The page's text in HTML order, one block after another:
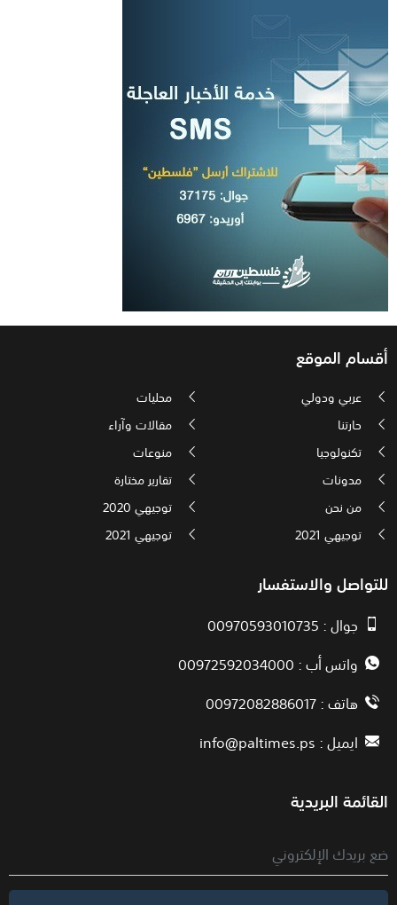
أقسام الموقع
عربي ودولي
محليات
حارتنا
مقالات وآراء
تكنولوجيا
منوعات
مدونات
تقارير مختارة
من نحن
توجيهي 2020
توجيهي 2021
توجيهي 2021
للتواصل والاستفسار
جوال : 00970593010735
واتس أب : 00972592034000
هاتف : 00972082886017
ايميل :info@paltimes.ps
القائمة البريدية